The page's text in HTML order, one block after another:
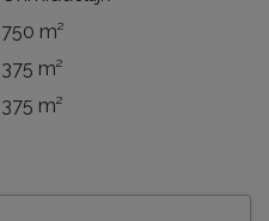
750 m²
375 m²
375 m²